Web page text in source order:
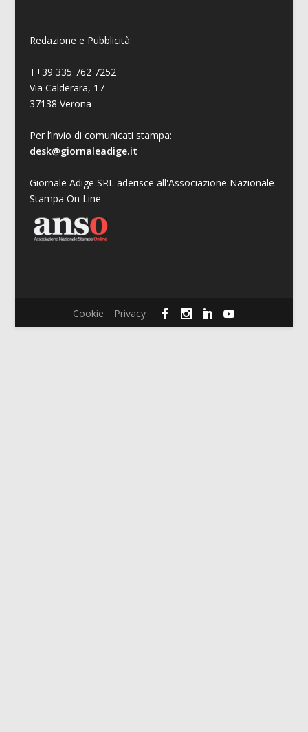
Redazione e Pubblicità:
T+39 335 762 7252
Via Calderara, 17
37138 Verona
Per l’invio di comunicati stampa:
desk@giornaleadige.it
Giornale Adige SRL aderisce all'Associazione Nazionale
Stampa On Line
Cookie Privacy